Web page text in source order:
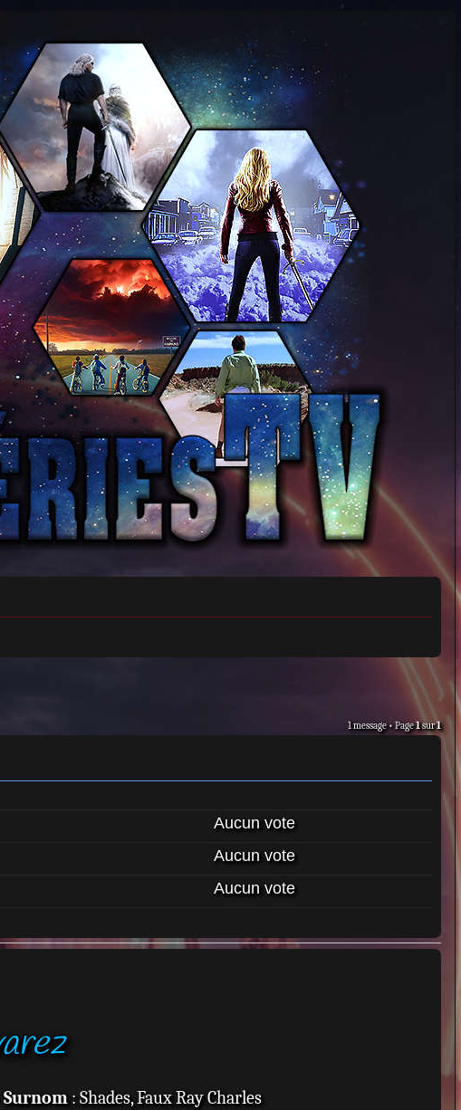
1 message • Page1sur1
Aucun vote
Aucun vote
Aucun vote
Surnom: Shades, Faux Ray Charles